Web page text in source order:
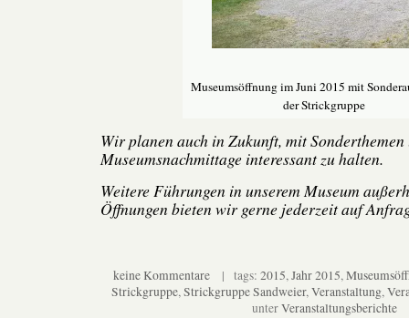
Museumsöffnung im Juni 2015 mit
der Strickgruppe
Wir planen auch in Zukunft, mit Sonderthemen
Museumsnachmittage interessant zu halten.
Weitere Führungen in unserem Museum
Öffnungen bieten wir gerne jederzeit auf
keine Kommentare | tags: 2015,Jahr 2015,
Strickgruppe,Strickgruppe Sandweier,Veranstaltung,
unterVeranstaltungsberichte